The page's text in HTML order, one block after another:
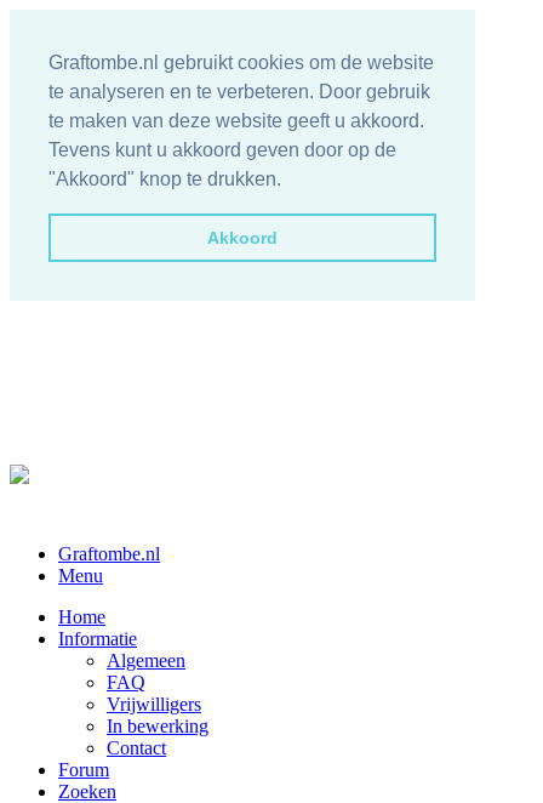
Graftombe.nl gebruikt cookies om de website
te analyseren en te verbeteren. Door gebruik
te maken van deze website geeft u akkoord.
Tevens kunt u akkoord geven door op de
"Akkoord" knop te drukken.
Akkoord
Graftombe.nl
Menu
Home
Informatie
Algemeen
FAQ
Vrijwilligers
In bewerking
Contact
Forum
Zoeken